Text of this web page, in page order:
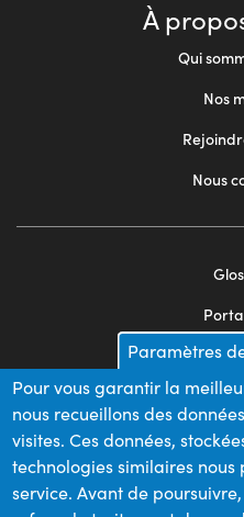
À
Qui
Nos
Nous
2
Plan
Paramètres
Pour vous garantir la
nous recueillons des
visites. Ces données,
technologies similaires
service. Avant de